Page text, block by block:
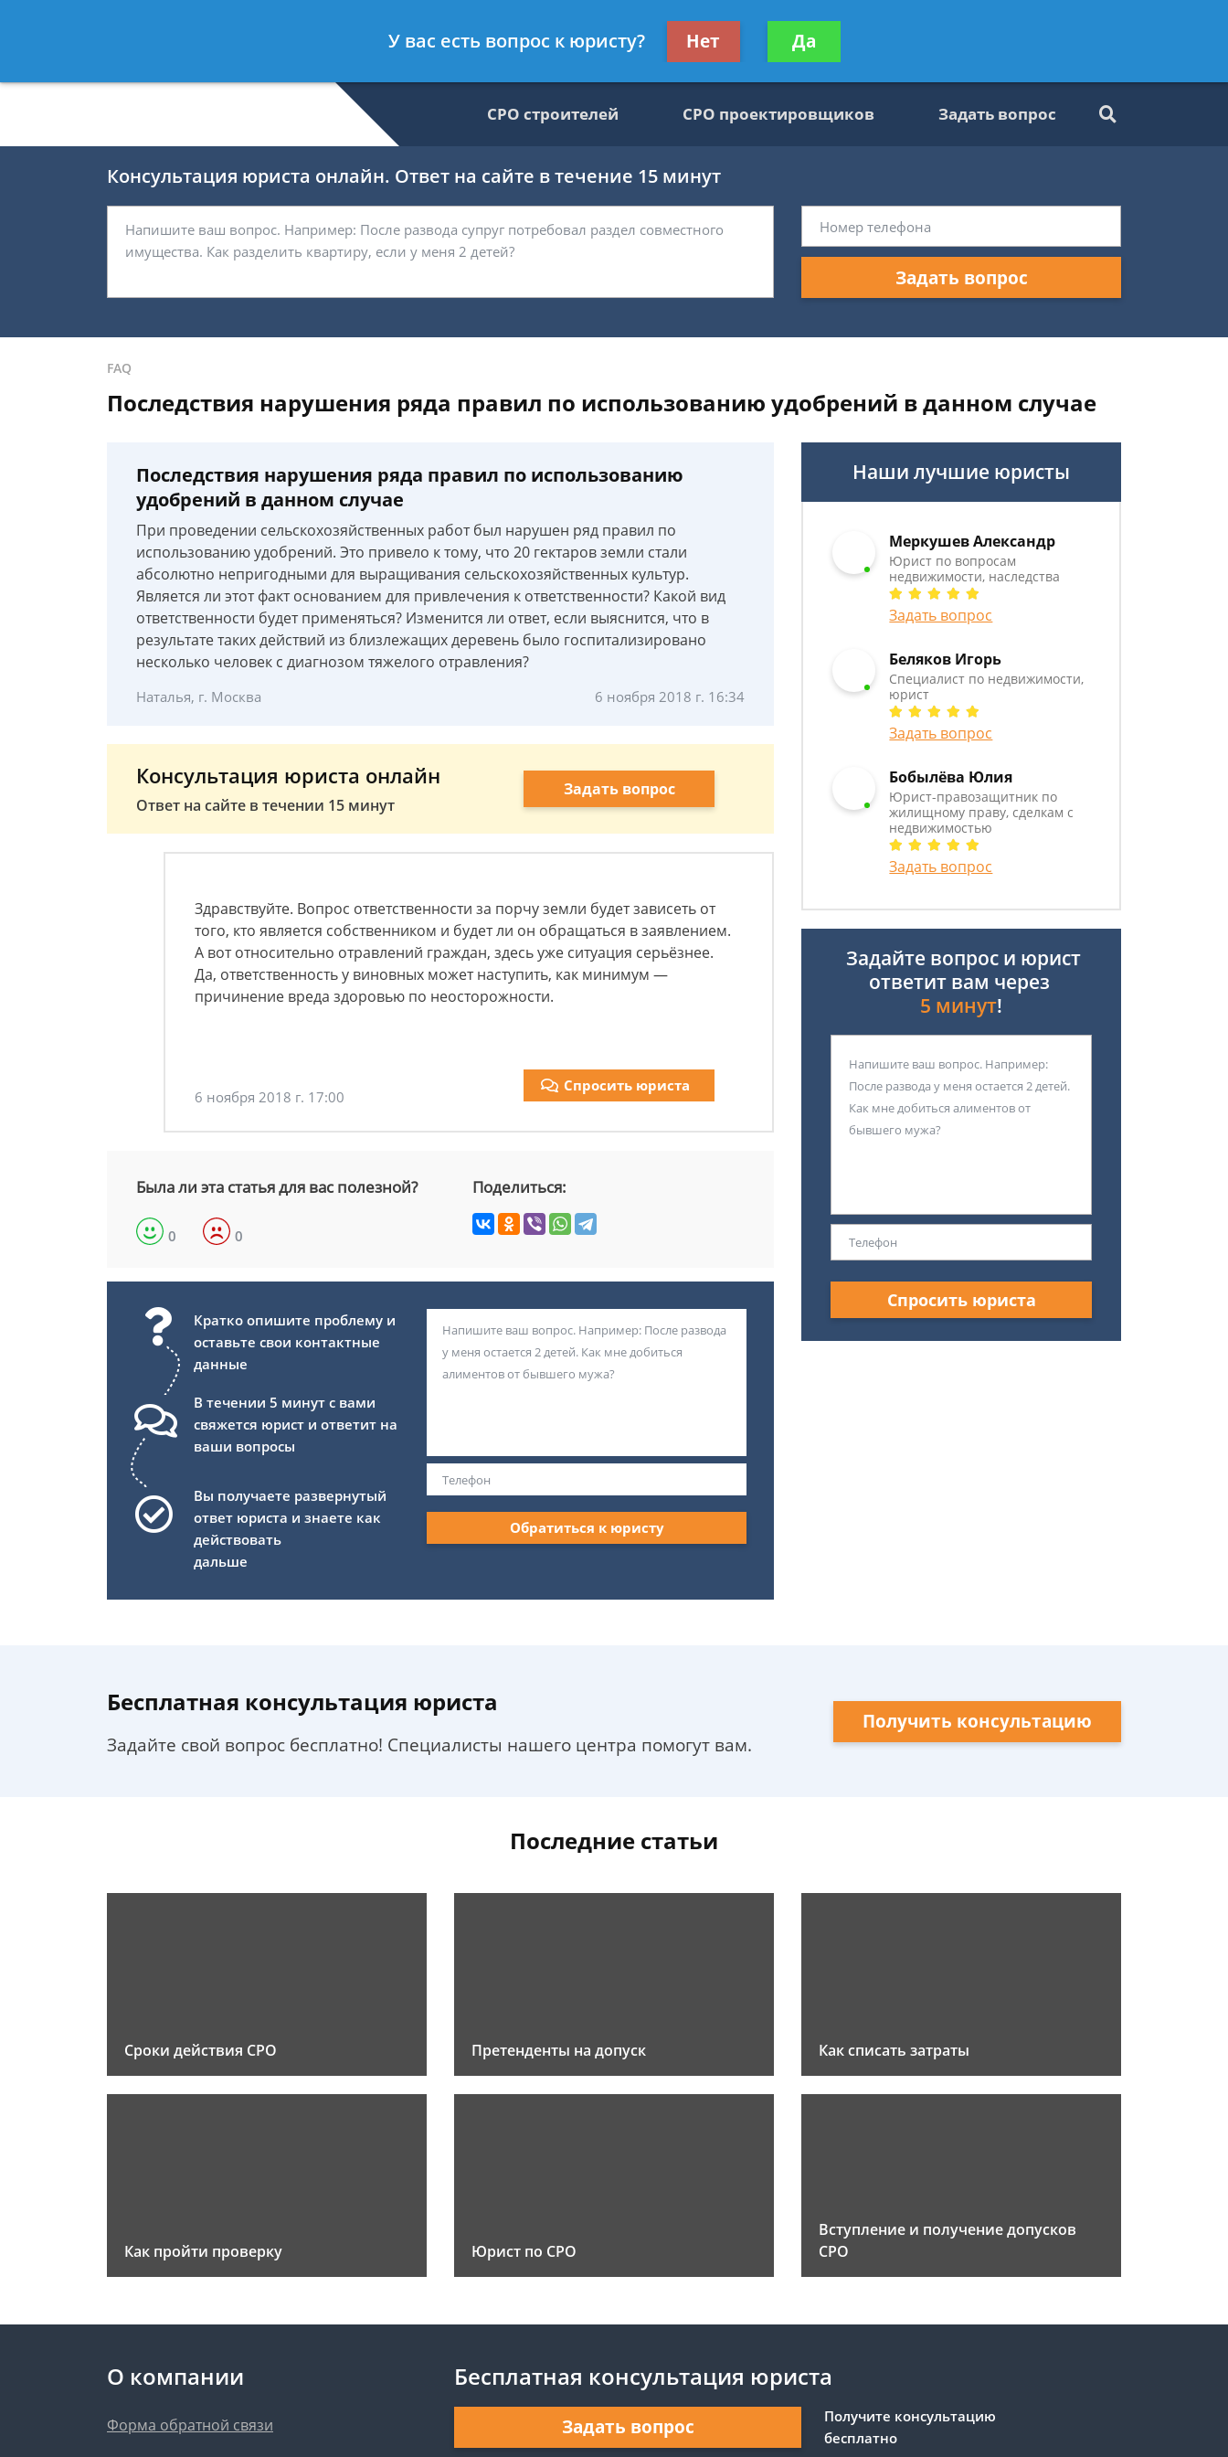
- Специалист по недвижимости, юрист
Получите консультацию
бесплатно
СРО строителей СРО проектировщиков Задать вопрос
Консультация юриста онлайн. Ответ на сайте в течение 15 минут
Задать вопрос
FAQ
Последствия нарушения ряда правил по использованию удобрений в данном случае
Последствия нарушения ряда правил по использованию
удобрений в данном случае
При проведении сельскохозяйственных работ был нарушен ряд правил по
использованию удобрений. Это привело к тому, что 20 гектаров земли стали
абсолютно непригодными для выращивания сельскохозяйственных культур.
Является ли этот факт основанием для привлечения к ответственности? Какой вид
ответственности будет применяться? Изменится ли ответ, если выяснится, что в
результате таких действий из близлежащих деревень было госпитализировано
несколько человек с диагнозом тяжелого отравления?
Наталья, г. Москва 6 ноября 2018 г. 16:34
Консультация юриста онлайн
Ответ на сайте в течении 15 минут
Задать вопрос
Здравствуйте. Вопрос ответственности за порчу земли будет зависеть от
того, кто является собственником и будет ли он обращаться в заявлением.
А вот относительно отравлений граждан, здесь уже ситуация серьёзнее.
Да, ответственность у виновных может наступить, как минимум —
причинение вреда здоровью по неосторожности.
6 ноября 2018 г. 17:00
Спросить юриста
Была ли эта статья для вас полезной?
0 0
Поделиться:
Кратко опишите проблему и
оставьте свои контактные
данные
В течении 5 минут с вами
свяжется юрист и ответит на
ваши вопросы
Вы получаете развернутый
ответ юриста и знаете как
действовать
дальше
Обратиться к юристу
Наши лучшие юристы
Меркушев Александр
Юрист по вопросам
недвижимости, наследства
Задать вопрос
Беляков Игорь
Специалист по недвижимости,
юрист
Задать вопрос
Бобылёва Юлия
Юрист-правозащитник по
жилищному праву, сделкам с
недвижимостью
Задать вопрос
Задайте вопрос и юрист
ответит вам через
5 минут!
Спросить юриста
Бесплатная консультация юриста
Задайте свой вопрос бесплатно! Специалисты нашего центра помогут вам.
Получить консультацию
Последние статьи
Сроки действия СРО Претенденты на допуск Как списать затраты
Как пройти проверку Юрист по СРО
Вступление и получение допусков
СРО
О компании
Форма обратной связи
Бесплатная консультация юриста
Задать вопрос
Получите консультацию
бесплатно
У вас есть вопрос к юристу? Нет Да